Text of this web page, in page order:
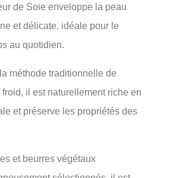
de Soie enveloppe la peau
et délicate, idéale pour le
au quotidien.
méthode traditionnelle de
il est naturellement riche en
et préserve les propriétés des
et beurres végétaux